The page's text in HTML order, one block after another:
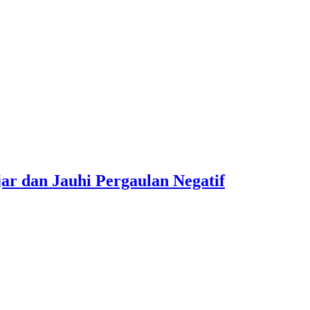
dan Jauhi Pergaulan Negatif